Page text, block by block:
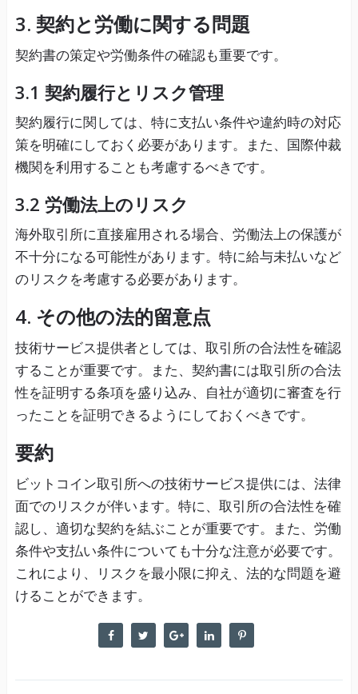
3. 契約と労働に関する問題
契約書の策定や労働条件の確認も重要です。
3.1 契約履行とリスク管理
契約履行に関しては、特に支払い条件や違約時の対応
策を明確にしておく必要があります。また、国際仲裁
機関を利用することも考慮するべきです。
3.2 労働法上のリスク
海外取引所に直接雇用される場合、労働法上の保護が
不十分になる可能性があります。特に給与未払いなど
のリスクを考慮する必要があります。
4. その他の法的留意点
技術サービス提供者としては、取引所の合法性を確認
することが重要です。また、契約書には取引所の合法
性を証明する条項を盛り込み、自社が適切に審査を行
ったことを証明できるようにしておくべきです。
要約
ビットコイン取引所への技術サービス提供には、法律
面でのリスクが伴います。特に、取引所の合法性を確
認し、適切な契約を結ぶことが重要です。また、労働
条件や支払い条件についても十分な注意が必要です。
これにより、リスクを最小限に抑え、法的な問題を避
けることができます。